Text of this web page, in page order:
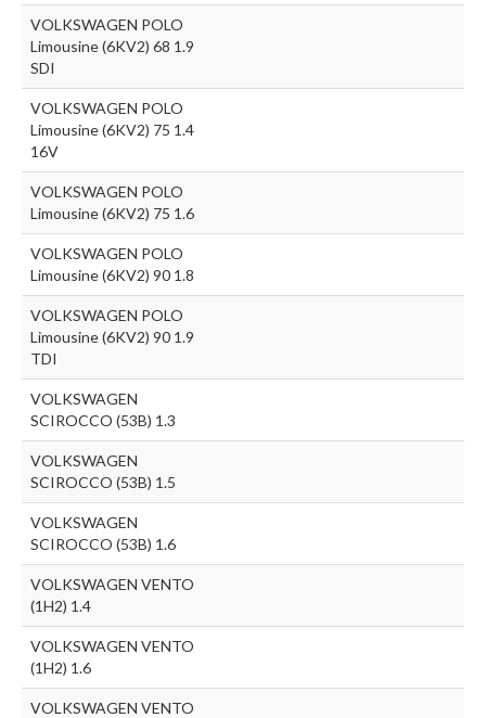
VOLKSWAGEN POLO
Limousine (6KV2) 68 1.9
SDI
VOLKSWAGEN POLO
Limousine (6KV2) 75 1.4
16V
VOLKSWAGEN POLO
Limousine (6KV2) 75 1.6
VOLKSWAGEN POLO
Limousine (6KV2) 90 1.8
VOLKSWAGEN POLO
Limousine (6KV2) 90 1.9
TDI
VOLKSWAGEN
SCIROCCO (53B) 1.3
VOLKSWAGEN
SCIROCCO (53B) 1.5
VOLKSWAGEN
SCIROCCO (53B) 1.6
VOLKSWAGEN VENTO
(1H2) 1.4
VOLKSWAGEN VENTO
(1H2) 1.6
VOLKSWAGEN VENTO